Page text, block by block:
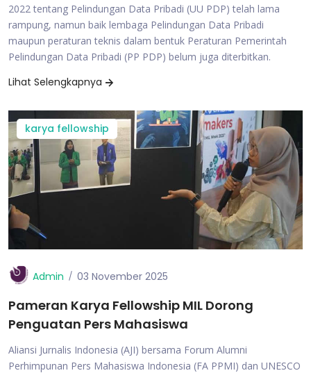
2022 tentang Pelindungan Data Pribadi (UU PDP) telah lama
rampung, namun baik lembaga Pelindungan Data Pribadi
maupun peraturan teknis dalam bentuk Peraturan Pemerintah
Pelindungan Data Pribadi (PP PDP) belum juga diterbitkan.
Lihat Selengkapnya
karya fellowship
Admin 03 November 2025
Pameran Karya Fellowship MIL Dorong
Penguatan Pers Mahasiswa
Aliansi Jurnalis Indonesia (AJI) bersama Forum Alumni
Perhimpunan Pers Mahasiswa Indonesia (FA PPMI) dan UNESCO